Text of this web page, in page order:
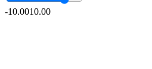
-10.0010.00